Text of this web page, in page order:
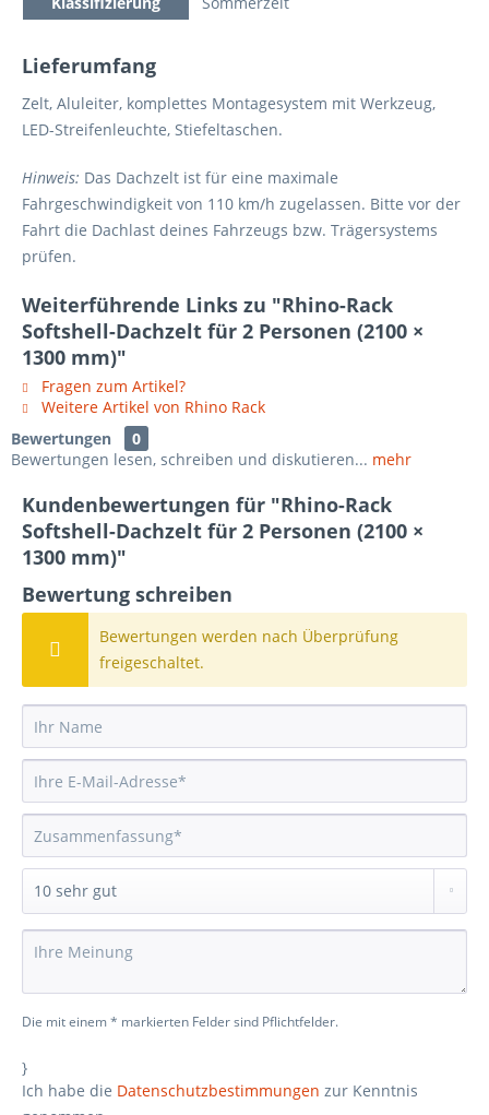
Lieferumfang
Zelt, Aluleiter, komplettes Montagesystem mit Werkzeug,
LED-Streifenleuchte, Stiefeltaschen.
Hinweis: Das Dachzelt ist für eine maximale
Fahrgeschwindigkeit von 110 km/h zugelassen. Bitte vor der
Fahrt die Dachlast deines Fahrzeugs bzw. Trägersystems
prüfen.
Weiterführende Links zu "Rhino-Rack
Softshell-Dachzelt für 2 Personen (2100 ×
1300 mm)"
Fragen zum Artikel?
Weitere Artikel von Rhino Rack
Bewertungen
0
Bewertungen lesen, schreiben und diskutieren... mehr
Kundenbewertungen für "Rhino-Rack
Softshell-Dachzelt für 2 Personen (2100 ×
1300 mm)"
Bewertung schreiben
Bewertungen werden nach Überprüfung
freigeschaltet.
Die mit einem * markierten Felder sind Pflichtfelder.
}
Ich habe die Datenschutzbestimmungen zur Kenntnis